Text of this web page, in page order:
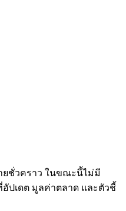
ยชั่วคราว ในขณะนี้ไม่มี
ปเดต มูลค่าตลาด และตัวชี้